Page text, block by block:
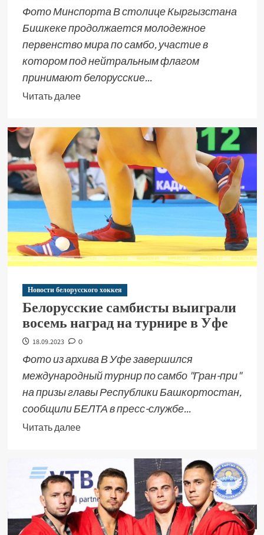
Фото Минспорта В столице Кыргызстана
Бишкеке продолжается молодежное
первенство мира по самбо, участие в
котором под нейтральным флагом
принимают белорусские...
Читать далее
Новости белорусского хоккея
Белорусские самбисты выиграли
восемь наград на турнире в Уфе
18.09.2023 0
Фото из архива В Уфе завершился
международный турнир по самбо "Гран-при"
на призы главы Республики Башкортостан,
сообщили БЕЛТА в пресс-службе...
Читать далее